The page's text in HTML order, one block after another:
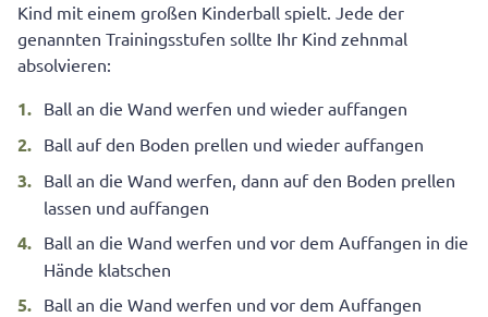
Kind mit einem großen Kinderball spielt. Jede der
genannten Trainingsstufen sollte Ihr Kind zehnmal
absolvieren:
Ball an die Wand werfen und wieder auffangen
Ball auf den Boden prellen und wieder auffangen
Ball an die Wand werfen, dann auf den Boden prellen
lassen und auffangen
Ball an die Wand werfen und vor dem Auffangen in die
Hände klatschen
Ball an die Wand werfen und vor dem Auffangen